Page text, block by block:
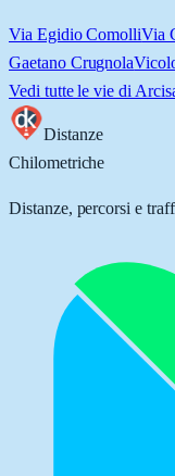
Via Egidio ComolliVia
Gaetano Crugnola
Vedi tutte le vie di
Distanze
Chilometriche
Distanze, percorsi e